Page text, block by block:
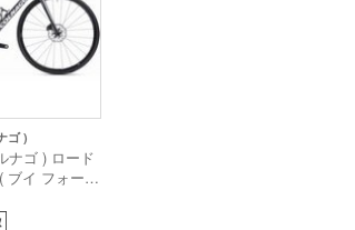
ゴ )
ナゴ ) ロード
ブイ フォー
VDDK ( グ
長目安